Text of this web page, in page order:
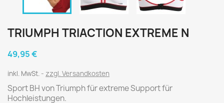
TRIUMPH TRIACTION EXTREME N
49,95 €
inkl. MwSt. zzgl. Versandkosten
Sport BH von Triumph für extreme Support für
Hochleistungen.